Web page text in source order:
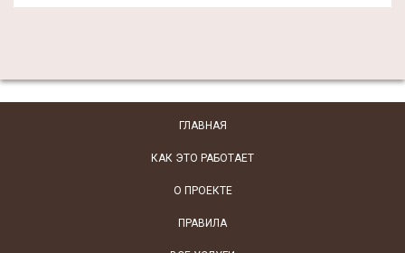
ГЛАВНАЯ
КАК ЭТО РАБОТАЕТ
О ПРОЕКТЕ
ПРАВИЛА